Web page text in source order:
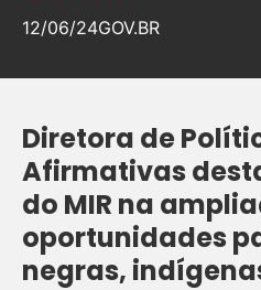
12/06/24GOV.BR
Diretora de
Afirmativas
do MIR na
oportunidades
negras,